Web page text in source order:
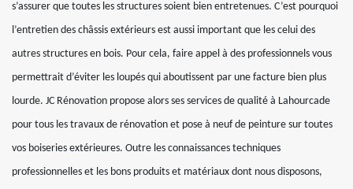
s’assurer que toutes les structures soient bien entretenues. C’est pourquoi
l’entretien des châssis extérieurs est aussi important que les celui des
autres structures en bois. Pour cela, faire appel à des professionnels vous
permettrait d’éviter les loupés qui aboutissent par une facture bien plus
lourde. JC Rénovation propose alors ses services de qualité à Lahourcade
pour tous les travaux de rénovation et pose à neuf de peinture sur toutes
vos boiseries extérieures. Outre les connaissances techniques
professionnelles et les bons produits et matériaux dont nous disposons,